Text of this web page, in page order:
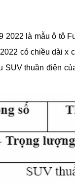
là mẫu ô tô
có chiều dài
thuần điện